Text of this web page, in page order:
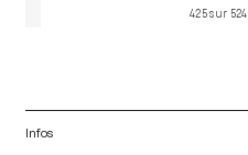
425 sur 524
Infos